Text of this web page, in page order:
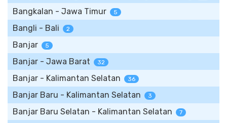
Bangkalan - Jawa Timur 5
Bangli - Bali 2
Banjar 5
Banjar - Jawa Barat 32
Banjar - Kalimantan Selatan 36
Banjar Baru - Kalimantan Selatan 3
Banjar Baru Selatan - Kalimantan Selatan 7